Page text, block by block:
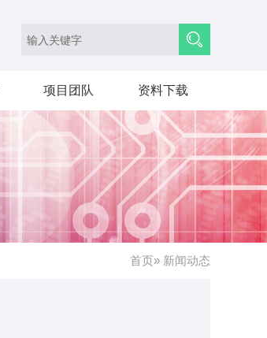
项目团队 资料下载
首页» 新闻动态